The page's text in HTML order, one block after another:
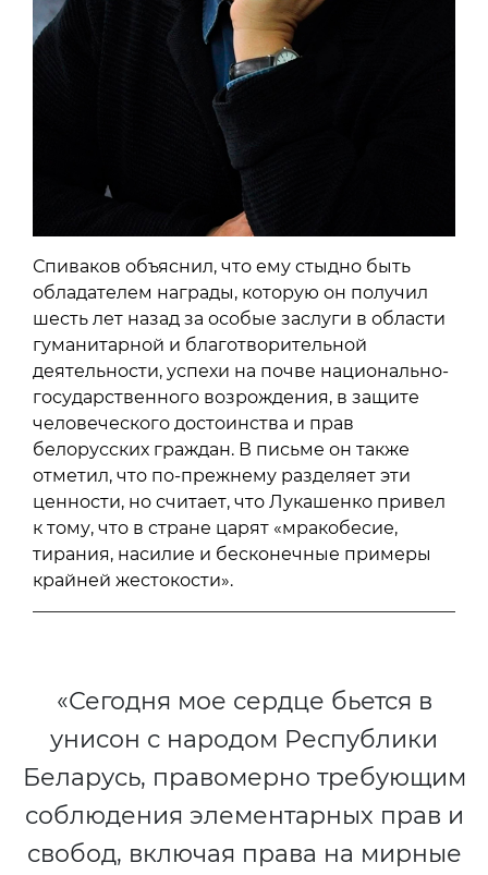
Спиваков объяснил, что ему стыдно быть
обладателем награды, которую он получил
шесть лет назад за особые заслуги в области
гуманитарной и благотворительной
деятельности, успехи на почве национально-
государственного возрождения, в защите
человеческого достоинства и прав
белорусских граждан. В письме он также
отметил, что по-прежнему разделяет эти
ценности, но считает, что Лукашенко привел
к тому, что в стране царят «мракобесие,
тирания, насилие и бесконечные примеры
крайней жестокости».
«Сегодня мое сердце бьется в
унисон с народом Республики
Беларусь, правомерно требующим
соблюдения элементарных прав и
свобод, включая права на мирные